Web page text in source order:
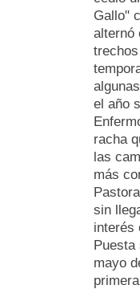
Gallo"
alternó
el año
racha
las
más
sin
interés
Puesta
mayo